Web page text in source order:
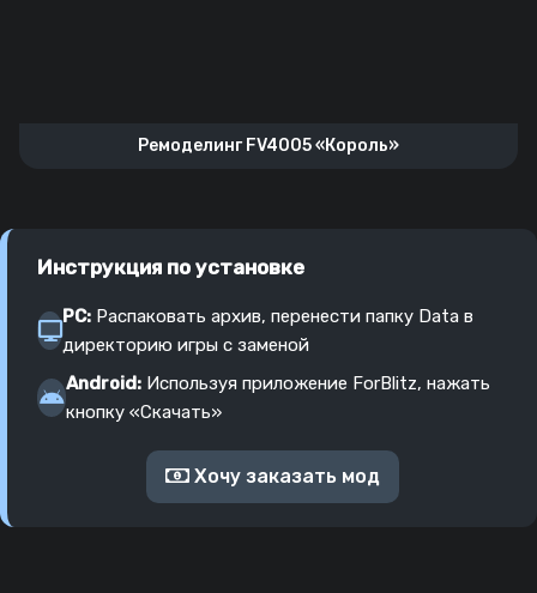
Ремоделинг FV4005 «Король»
Инструкция по установке
PC: Распаковать архив, перенести папку Data в
директорию игры с заменой
Android: Используя приложение ForBlitz, нажать
кнопку «Скачать»
Хочу заказать мод